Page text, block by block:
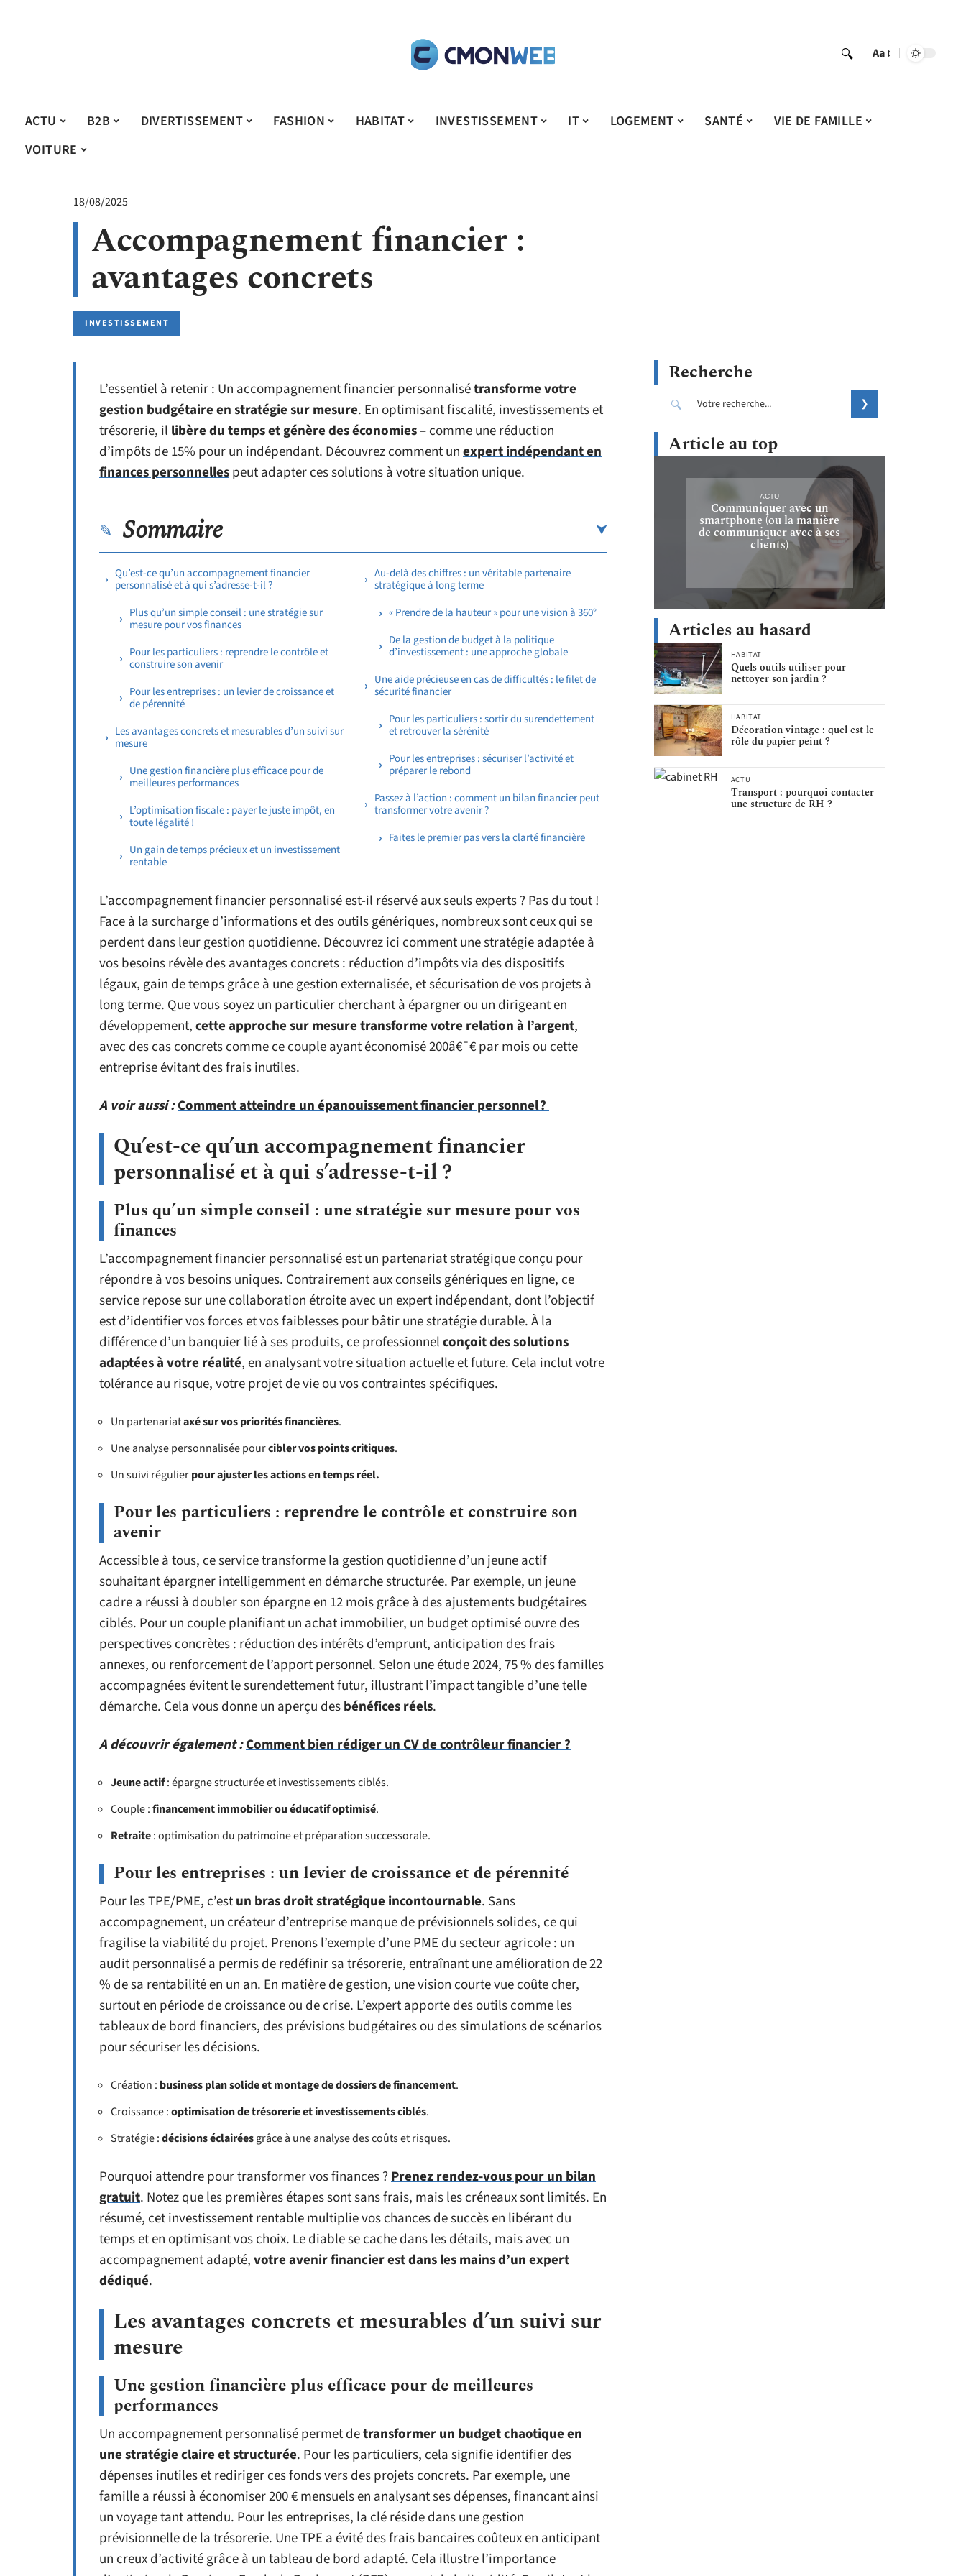
Aa
ACTU B2B DIVERTISSEMENT FASHION HABITAT INVESTISSEMENT IT LOGEMENT SANTÉ
VIE DE FAMILLE
VOITURE
18/08/2025
Accompagnement financier :
avantages concrets
INVESTISSEMENT
L’essentiel à retenir : Un accompagnement financier personnalisétransforme votre
gestion budgétaire en stratégie sur mesure. En optimisant fiscalité, investissements et
trésorerie, il libère du temps et génère des économies– comme une réduction
d’impôts de 15% pour un indépendant. Découvrez comment unexpert indépendant en
finances personnellespeut adapter ces solutions à votre situation unique.
Sommaire
Qu’est-ce qu’un accompagnement financier
personnalisé et à qui s’adresse-t-il ?
Plus qu’un simple conseil : une stratégie sur
mesure pour vos finances
Pour les particuliers : reprendre le contrôle et
construire son avenir
Pour les entreprises : un levier de croissance et
de pérennité
Les avantages concrets et mesurables d’un suivi sur
mesure
Une gestion financière plus efficace pour de
meilleures performances
L’optimisation fiscale : payer le juste impôt, en
toute légalité !
Un gain de temps précieux et un investissement
rentable
Au-delà des chiffres : un véritable partenaire
stratégique à long terme
« Prendre de la hauteur » pour une vision à 360°
De la gestion de budget à la politique
d’investissement : une approche globale
Une aide précieuse en cas de difficultés : le filet de
sécurité financier
Pour les particuliers : sortir du surendettement
et retrouver la sérénité
Pour les entreprises : sécuriser l’activité et
préparer le rebond
Passez à l’action : comment un bilan financier peut
transformer votre avenir ?
Faites le premier pas vers la clarté financière
L’accompagnement financier personnalisé est-il réservé aux seuls experts ? Pas du tout !
Face à la surcharge d’informations et des outils génériques, nombreux sont ceux qui se
perdent dans leur gestion quotidienne. Découvrez ici comment une stratégie adaptée à
vos besoins révèle des avantages concrets : réduction d’impôts via des dispositifs
légaux, gain de temps grâce à une gestion externalisée, et sécurisation de vos projets à
long terme. Que vous soyez un particulier cherchant à épargner ou un dirigeant en
développement,cette approche sur mesure transforme votre relation à l’argent,
avec des cas concrets comme ce couple ayant économisé 200â€¯€ par mois ou cette
entreprise évitant des frais inutiles.
A voir aussi :Comment atteindre un épanouissement financier personnel ?
Qu’est-ce qu’un accompagnement financier
personnalisé et à qui s’adresse-t-il ?
Plus qu’un simple conseil : une stratégie sur mesure pour vos
finances
L’accompagnement financier personnalisé est un partenariat stratégique conçu pour
répondre à vos besoins uniques. Contrairement aux conseils génériques en ligne, ce
service repose sur une collaboration étroite avec un expert indépendant, dont l’objectif
est d’identifier vos forces et vos faiblesses pour bâtir une stratégie durable. À la
différence d’un banquier lié à ses produits, ce professionnelconçoit des solutions
adaptées à votre réalité, en analysant votre situation actuelle et future. Cela inclut votre
tolérance au risque, votre projet de vie ou vos contraintes spécifiques.
Un partenariataxé sur vos priorités financières.
Une analyse personnalisée pourcibler vos points critiques.
Un suivi régulierpour ajuster les actions en temps réel.
Pour les particuliers : reprendre le contrôle et construire son
avenir
Accessible à tous, ce service transforme la gestion quotidienne d’un jeune actif
souhaitant épargner intelligemment en démarche structurée. Par exemple, un jeune
cadre a réussi à doubler son épargne en 12 mois grâce à des ajustements budgétaires
ciblés. Pour un couple planifiant un achat immobilier, un budget optimisé ouvre des
perspectives concrètes : réduction des intérêts d’emprunt, anticipation des frais
annexes, ou renforcement de l’apport personnel. Selon une étude 2024, 75 % des familles
accompagnées évitent le surendettement futur, illustrant l’impact tangible d’une telle
démarche. Cela vous donne un aperçu desbénéfices réels.
A découvrir également :Comment bien rédiger un CV de contrôleur financier ?
Jeune actif: épargne structurée et investissements ciblés.
Couple :financement immobilier ou éducatif optimisé.
Retraite: optimisation du patrimoine et préparation successorale.
Pour les entreprises : un levier de croissance et de pérennité
Pour les TPE/PME, c’estun bras droit stratégique incontournable. Sans
accompagnement, un créateur d’entreprise manque de prévisionnels solides, ce qui
fragilise la viabilité du projet. Prenons l’exemple d’une PME du secteur agricole : un
audit personnalisé a permis de redéfinir sa trésorerie, entraînant une amélioration de 22
% de sa rentabilité en un an. En matière de gestion, une vision courte vue coûte cher,
surtout en période de croissance ou de crise. L’expert apporte des outils comme les
tableaux de bord financiers, des prévisions budgétaires ou des simulations de scénarios
pour sécuriser les décisions.
Création : business plan solide et montage de dossiers de financement.
Croissance :optimisation de trésorerie et investissements ciblés.
Stratégie :décisions éclairéesgrâce à une analyse des coûts et risques.
Pourquoi attendre pour transformer vos finances ?Prenez rendez-vous pour un bilan
gratuit. Notez que les premières étapes sont sans frais, mais les créneaux sont limités. En
résumé, cet investissement rentable multiplie vos chances de succès en libérant du
temps et en optimisant vos choix. Le diable se cache dans les détails, mais avec un
accompagnement adapté,votre avenir financier est dans les mains d’un expert
dédiqué.
Les avantages concrets et mesurables d’un suivi sur
mesure
Une gestion financière plus efficace pour de meilleures
performances
Un accompagnement personnalisé permet detransformer un budget chaotique en
une stratégie claire et structurée. Pour les particuliers, cela signifie identifier des
dépenses inutiles et rediriger ces fonds vers des projets concrets. Par exemple, une
famille a réussi à économiser 200 € mensuels en analysant ses dépenses, financant ainsi
un voyage tant attendu. Pour les entreprises, la clé réside dans une gestion
prévisionnelle de la trésorerie. Une TPE a évité des frais bancaires coûteux en anticipant
un creux d’activité grâce à un tableau de bord adapté. Cela illustre l’importance
Recherche
Article au top
ACTU
Communiquer avec un
smartphone (ou la manière
de communiquer avec à ses
clients)
Articles au hasard
HABITAT
Quels outils utiliser pour
nettoyer son jardin ?
HABITAT
Décoration vintage : quel est le
rôle du papier peint ?
ACTU
Transport : pourquoi contacter
une structure de RH ?